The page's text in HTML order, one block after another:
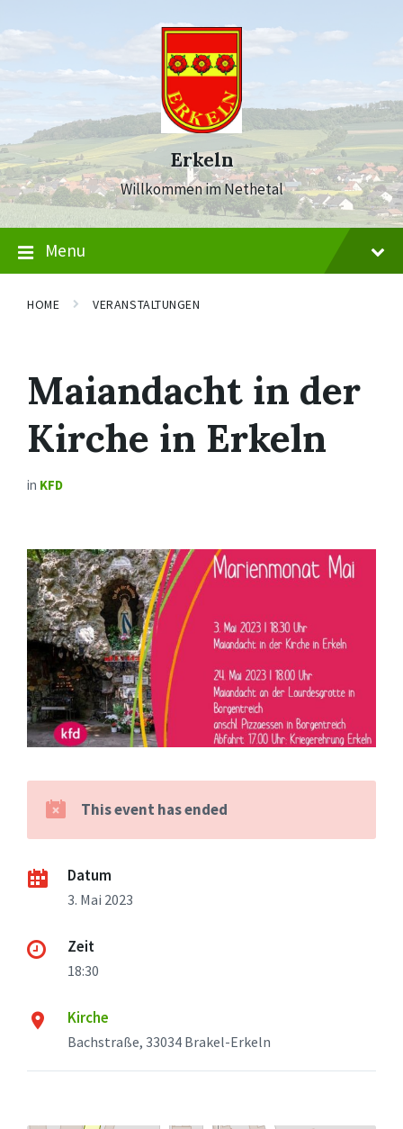
Erkeln
Willkommen im Nethetal
Menu
HOME VERANSTALTUNGEN
Maiandacht in der
Kirche in Erkeln
in KFD
This event has ended
Datum
3. Mai 2023
Zeit
18:30
Kirche
Bachstraße, 33034 Brakel-Erkeln